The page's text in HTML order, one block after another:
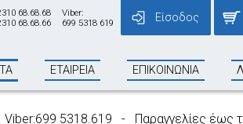
68.68.68
68.68.66
Viber:
699 5318 619
Είσοδος
ΕΤΑΙΡΕΙΑ ΕΠΙΚΟΙΝΩΝΙΑ
5318.619 - Παραγγελίες έως τις